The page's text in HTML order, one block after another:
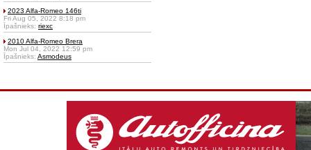
2023 Alfa-Romeo 146ti
Fri Aug 05, 2022 8:18 pm
Īpašnieks: riexc
2010 Alfa-Romeo Brera
Mon Jul 04, 2022 12:59 pm
Īpašnieks: Asmodeus